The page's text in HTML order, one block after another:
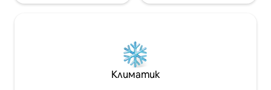
Климатик